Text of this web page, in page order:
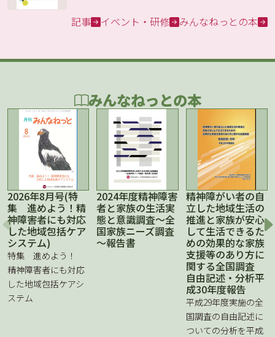
記事 イベント・研修 みんなねっとの本
みんなねっとの本
2026年8月号(特
集 進めよう！精
神障害者にも対応
した地域包括ケア
システム)
特集 進めよう！
精神障害者にも対応
した地域包括ケアシ
ステム
2024年度精神障害
者と家族の生活実
態と意識調査～全
国家族ニーズ調査
～報告書
精神障がい者の自
立した地域生活の
推進と家族が安心
して生活できるた
めの効果的な家族
支援等のあり方に
関する全国調査
自由記述・分析平
成30年度報告
平成29年度実施の全
国調査の自由記述に
ついての分析を平成